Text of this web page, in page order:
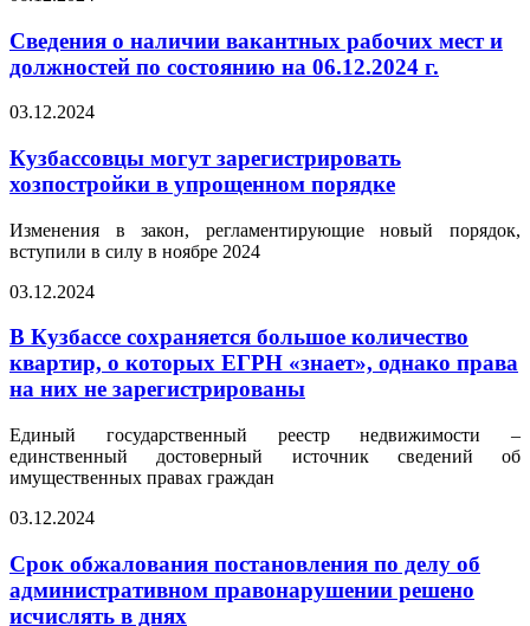
Сведения о наличии вакантных рабочих мест и
должностей по состоянию на 06.12.2024 г.
03.12.2024
Кузбассовцы могут зарегистрировать
хозпостройки в упрощенном порядке
Изменения в закон, регламентирующие новый порядок,
вступили в силу в ноябре 2024
03.12.2024
В Кузбассе сохраняется большое количество
квартир, о которых ЕГРН «знает», однако права
на них не зарегистрированы
Единый государственный реестр недвижимости –
единственный достоверный источник сведений об
имущественных правах граждан
03.12.2024
Срок обжалования постановления по делу об
административном правонарушении решено
исчислять в днях